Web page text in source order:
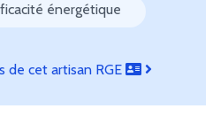
énergétique
de cet artisan RGE